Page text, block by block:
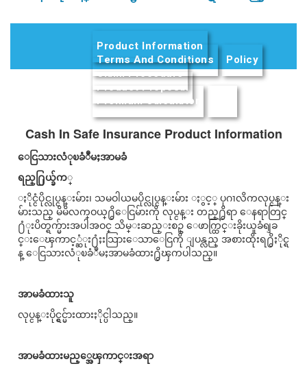
Product Information (active tab)
Terms And Conditions
Policy
Claim Procedure
Product Proposal
Premium Calculator
Cash In Safe Insurance Product Information
ေငြသားလံုၿခံဳမႈအာမခံ
ရည္႐ြယ္ခ်က္
ႏိုင္ငံပိုင္လုပ္ငန္းမ်ား၊ သမဝါယမပိုင္လုပ္ငန္းမ်ား ႏွင့္ ပုဂၢလိကလုပ္ငန္း
မ်ားသည္ မိမိလက္ဝယ္႐ွိေငြမ်ားကို လုပ္ငန္း တည္႐ွိရာ ေနရာတြင္
႐ံုးပိတ္ရက္မ်ားအပါအဝင္ သိမ္းဆည္းစဥ္ ေဖာက္ထြင္းခိုးယူခံရျခ
င္းေၾကာင့္ဆံုး႐ံႈးသြားေသာေငြကို ျပန္လည္ အစားထိုးရ႐ွိႏိုင္ရ
န္ ေငြသားလံုၿခံဳမႈအာမခံထား႐ွိၾကပါသည္။
အာမခံထားသူ
လုပ္ငန္းပိုင္ရွင္မ်ားထားႏိုင္ပါသည္။
အာမခံထားမည့္အေၾကာင္းအရာ